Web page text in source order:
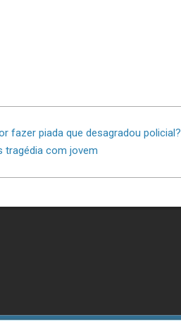
fazer piada que desagradou policial?
tragédia com jovem